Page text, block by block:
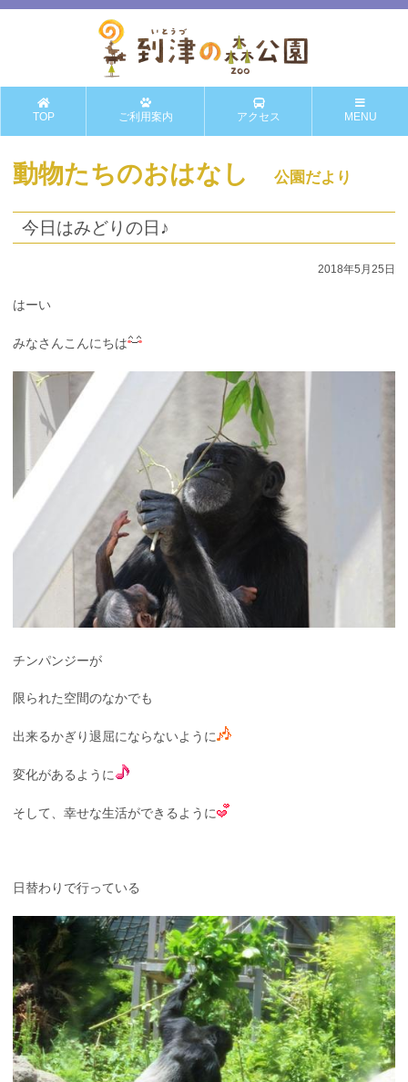
TOP ご利用案内 アクセス MENU
動物たちのおはなし 公園だより
今日はみどりの日♪
2018年5月25日
はーい
みなさんこんにちは
チンパンジーが
限られた空間のなかでも
出来るかぎり退屈にならないように
変化があるように
そして、幸せな生活ができるように
日替わりで行っている